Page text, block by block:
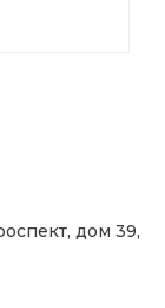
дом 39,